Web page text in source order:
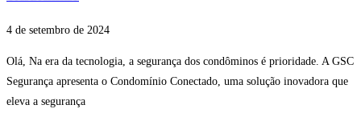
4 de setembro de 2024
Olá, Na era da tecnologia, a segurança dos condôminos é prioridade. A GSC
Segurança apresenta o Condomínio Conectado, uma solução inovadora que
eleva a segurança